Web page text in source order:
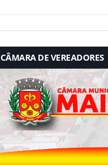
CÂMARA DE VEREADORES